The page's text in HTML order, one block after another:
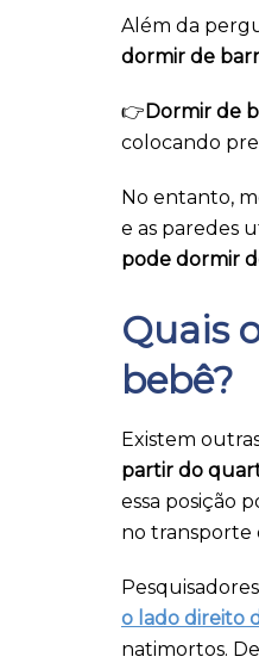
Além da
dormir de
👉Dormir de
colocando
No entanto,
e as paredes
pode dormir
Quais
bebê?
Existem
partir do
essa posição
no transporte
o lado direito
natimortos.